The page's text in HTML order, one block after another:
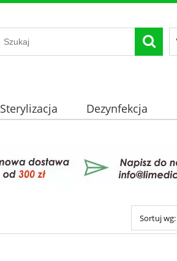
Sterylizacja Dezynfekcja
Sortuj wg: